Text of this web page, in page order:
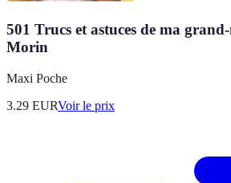
501 Trucs et astuces de ma
Morin
Maxi Poche
3.29 EURVoir le prix